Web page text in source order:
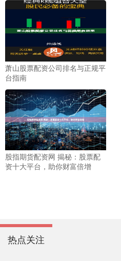
萧山股票配资公司排名与正规平
台指南
股指期货配资网 揭秘：股票配
资十大平台，助你财富倍增
热点关注